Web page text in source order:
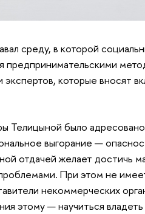
среду, в которой
экспертов, которые вносят
Телицыной было
выгорание —
отдачей желает достичь
При этом не
некоммерческих
этому — научиться